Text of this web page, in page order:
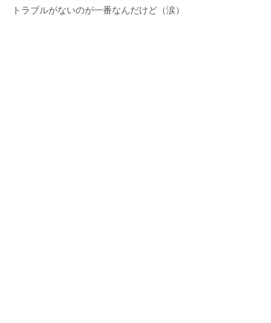
トラブルがないのが一番なんだけど（涙）